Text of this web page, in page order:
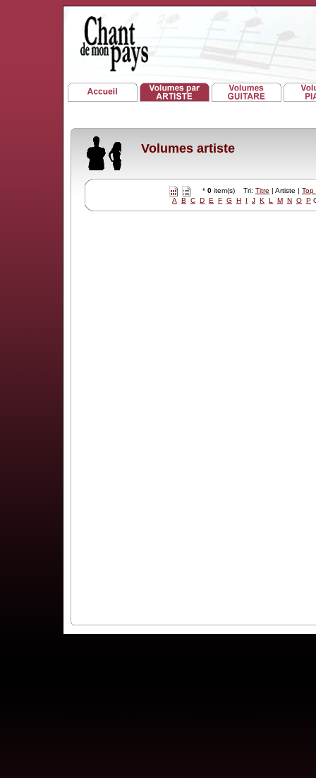
Volumes artiste
* 0 item(s) Tri: Titre | Artiste | Top
A
B C D E F G H I J K L M N O P